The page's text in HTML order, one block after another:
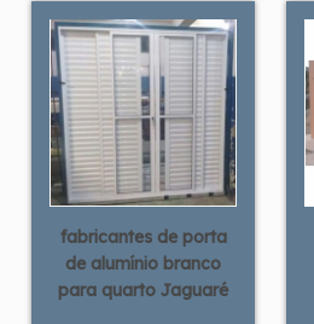
fabricantes de porta
de alumínio branco
para quarto Jaguaré